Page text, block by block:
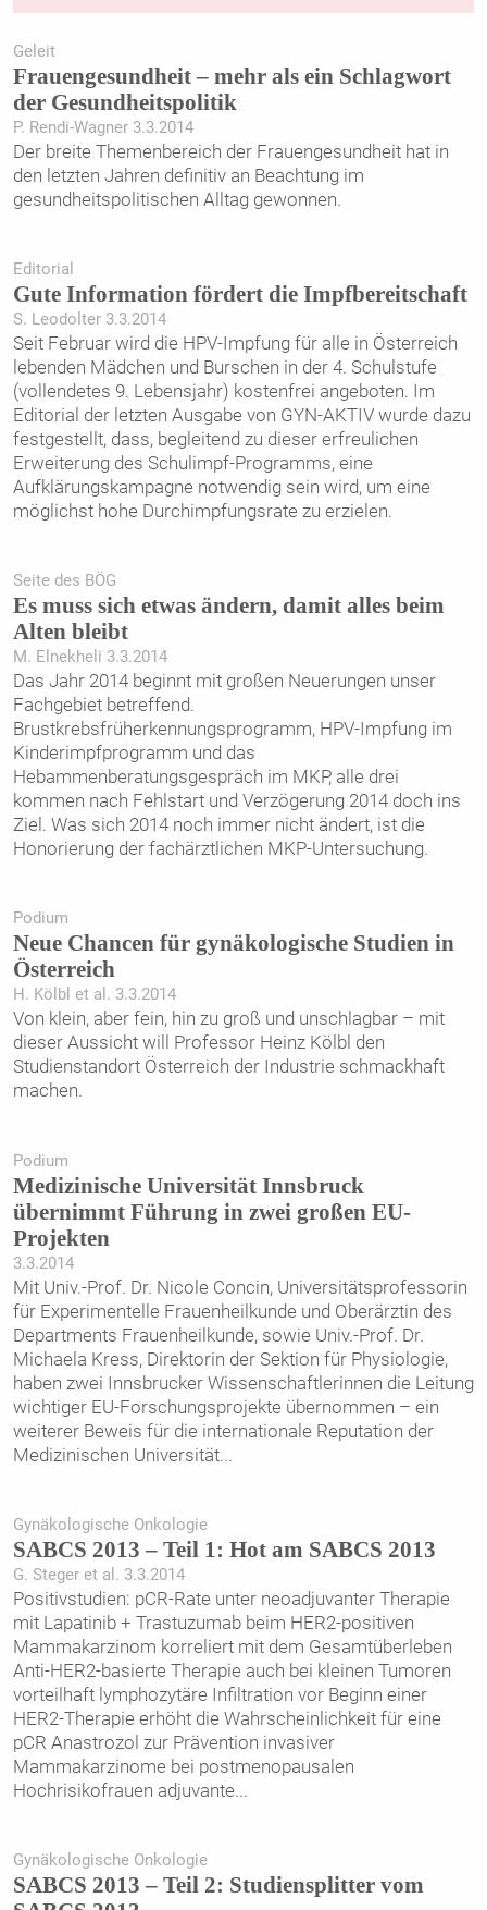
Geleit
Frauengesundheit – mehr als ein Schlagwort
der Gesundheitspolitik
P. Rendi-Wagner 3.3.2014
Der breite Themenbereich der Frauengesundheit hat in
den letzten Jahren definitiv an Beachtung im
gesundheitspolitischen Alltag gewonnen.
Editorial
Gute Information fördert die Impfbereitschaft
S. Leodolter 3.3.2014
Seit Februar wird die HPV-Impfung für alle in Österreich
lebenden Mädchen und Burschen in der 4. Schulstufe
(vollendetes 9. Lebensjahr) kostenfrei angeboten. Im
Editorial der letzten Ausgabe von GYN-AKTIV wurde dazu
festgestellt, dass, begleitend zu dieser erfreulichen
Erweiterung des Schulimpf-Programms, eine
Aufklärungskampagne notwendig sein wird, um eine
möglichst hohe Durchimpfungsrate zu erzielen.
Seite des BÖG
Es muss sich etwas ändern, damit alles beim
Alten bleibt
M. Elnekheli 3.3.2014
Das Jahr 2014 beginnt mit großen Neuerungen unser
Fachgebiet betreffend.
Brustkrebsfrüherkennungsprogramm, HPV-Impfung im
Kinderimpfprogramm und das
Hebammenberatungsgespräch im MKP, alle drei
kommen nach Fehlstart und Verzögerung 2014 doch ins
Ziel. Was sich 2014 noch immer nicht ändert, ist die
Honorierung der fachärztlichen MKP-Untersuchung.
Podium
Neue Chancen für gynäkologische Studien in
Österreich
H. Kölbl et al. 3.3.2014
Von klein, aber fein, hin zu groß und unschlagbar – mit
dieser Aussicht will Professor Heinz Kölbl den
Studienstandort Österreich der Industrie schmackhaft
machen.
Podium
Medizinische Universität Innsbruck
übernimmt Führung in zwei großen EU-
Projekten
3.3.2014
Mit Univ.-Prof. Dr. Nicole Concin, Universitätsprofessorin
für Experimentelle Frauenheilkunde und Oberärztin des
Departments Frauenheilkunde, sowie Univ.-Prof. Dr.
Michaela Kress, Direktorin der Sektion für Physiologie,
haben zwei Innsbrucker Wissenschaftlerinnen die Leitung
wichtiger EU-Forschungsprojekte übernommen – ein
weiterer Beweis für die internationale Reputation der
Medizinischen Universität...
Gynäkologische Onkologie
SABCS 2013 – Teil 1: Hot am SABCS 2013
G. Steger et al. 3.3.2014
Positivstudien: pCR-Rate unter neoadjuvanter Therapie
mit Lapatinib + Trastuzumab beim HER2-positiven
Mammakarzinom korreliert mit dem Gesamtüberleben
Anti-HER2-basierte Therapie auch bei kleinen Tumoren
vorteilhaft lymphozytäre Infiltration vor Beginn einer
HER2-Therapie erhöht die Wahrscheinlichkeit für eine
pCR Anastrozol zur Prävention invasiver
Mammakarzinome bei postmenopausalen
Hochrisikofrauen adjuvante...
Gynäkologische Onkologie
SABCS 2013 – Teil 2: Studiensplitter vom